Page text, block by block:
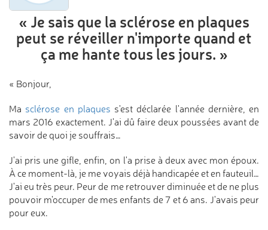
« Je sais que la sclérose en plaques
peut se réveiller n'importe quand et
ça me hante tous les jours. »
« Bonjour,
Ma sclérose en plaques s'est déclarée l'année dernière, en
mars 2016 exactement. J'ai dû faire deux poussées avant de
savoir de quoi je souffrais…
J'ai pris une gifle, enfin, on l'a prise à deux avec mon époux.
À ce moment-là, je me voyais déjà handicapée et en fauteuil…
J'ai eu très peur. Peur de me retrouver diminuée et de ne plus
pouvoir m'occuper de mes enfants de 7 et 6 ans. J'avais peur
pour eux.